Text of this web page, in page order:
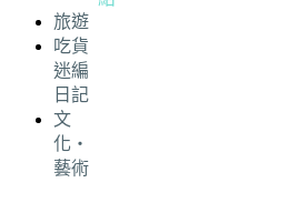
旅遊
吃貨
迷編
日記
文
化・
藝術